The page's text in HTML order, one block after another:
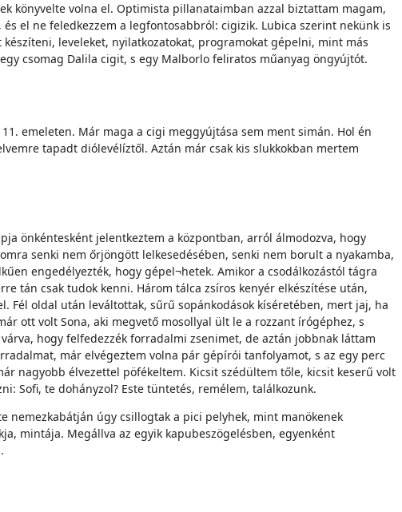
könyvelte volna el. Optimista pillanataimban azzal biztattam magam,
el ne feledkezzem a legfontosabbról: cigizik. Lubica szerint nekünk is
leveleket, nyilatkozatokat, programokat gépelni, mint más
csomag Dalila cigit, s egy Malborlo feliratos műanyag öngyújtót.
emeleten. Már maga a cigi meggyújtása sem ment simán. Hol én
tapadt diólevélíztől. Aztán már csak kis slukkokban mertem
önkéntesként jelentkeztem a központban, arról álmodozva, hogy
senki nem őrjöngött lelkesedésében, senki nem borult a nyakamba,
engedélyezték, hogy gépel¬hetek. Amikor a csodálkozástól tágra
tán csak tudok kenni. Három tálca zsíros kenyér elkészítése után,
Fél oldal után leváltottak, sűrű sopánkodások kíséretében, mert jaj, ha
ott volt Sona, aki megvető mosollyal ült le a rozzant írógéphez, s
hogy felfedezzék forradalmi zsenimet, de aztán jobbnak láttam
már elvégeztem volna pár gépírói tanfolyamot, s az egy perc
nagyobb élvezettel pöfékeltem. Kicsit szédültem tőle, kicsit keserű volt
Sofi, te dohányzol? Este tüntetés, remélem, találkozunk.
nemezkabátján úgy csillogtak a pici pelyhek, mint manökenek
mintája. Megállva az egyik kapubeszögelésben, egyenként